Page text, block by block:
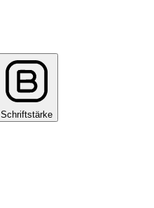
Schriftstärke